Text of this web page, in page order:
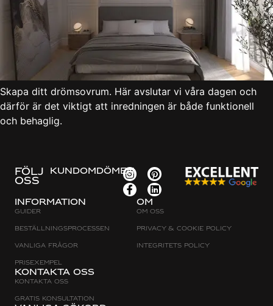
Skapa ditt drömsovrum. Här avslutar vi våra dagen och
därför är det viktigt att inredningen är både funktionell
och behaglig.
Information
Guider
Beställningsprocessen
Vanliga frågor
Prisexempel
Kontakta oss
Kontakta oss
Gratis konsultation
Om
Om oss
Privacy & cookie policy
Integritets policy
FÖLJ
OSS
KUNDOMDÖMEN